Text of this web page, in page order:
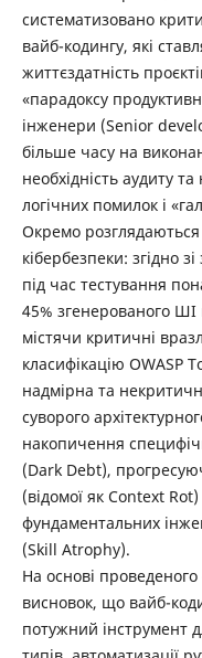
систематизовано
вайб-кодингу, які
життєздатність
«парадоксу
інженери (Senior
більше часу на
необхідність аудиту
логічних помилок і
Окремо
кібербезпеки: згідно
під час тестування
45% згенерованого ШІ
містячи критичні
класифікацію OWASP
надмірна та
суворого
накопичення
(Dark Debt),
(відомої як Context
фундаментальних
(Skill Atrophy).
На основі
висновок, що вайб-
потужний інструмент